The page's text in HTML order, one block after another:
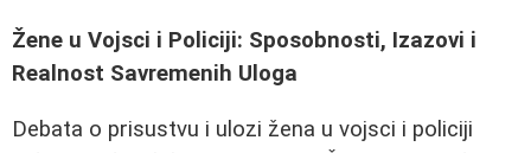
Žene u Vojsci i Policiji: Sposobnosti, Izazovi i
Realnost Savremenih Uloga
Debata o prisustvu i ulozi žena u vojsci i policiji